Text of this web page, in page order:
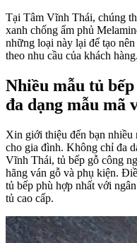
Tại Tâm Vĩnh Thái, chúng
xanh chống ẩm phủ
những loại này lại để tạo
theo nhu cầu của khách hàng.
Nhiều mẫu tủ
đa dạng mẫu mã
Xin giới thiệu đến bạn nhiều
cho gia đình. Không chỉ đa
Vĩnh Thái, tủ bếp gỗ công
hãng ván gỗ và phụ kiện.
tủ bếp phù hợp nhất với
tủ cao cấp.